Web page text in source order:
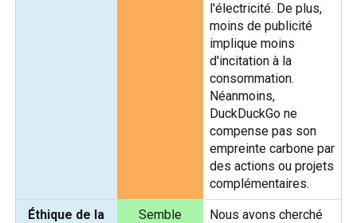
l'électricité. De plus,
moins de publicité
implique moins
d'incitation à la
consommation.
Néanmoins,
DuckDuckGo ne
compense pas son
empreinte carbone par
des actions ou projets
complémentaires.
Éthique de la
Semble
Nous avons cherché